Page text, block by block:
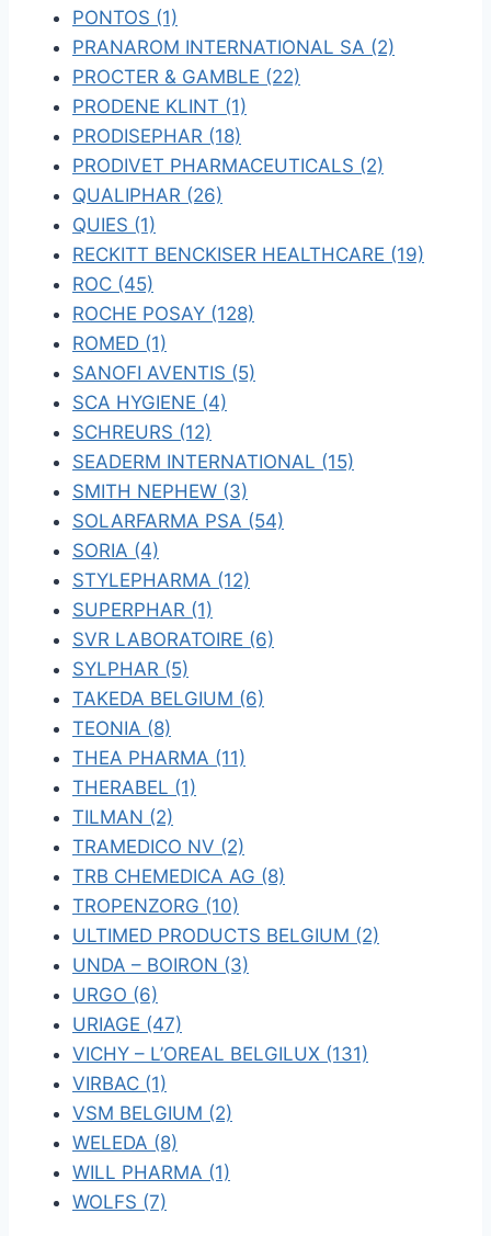
PONTOS (1)
PRANAROM INTERNATIONAL SA (2)
PROCTER & GAMBLE (22)
PRODENE KLINT (1)
PRODISEPHAR (18)
PRODIVET PHARMACEUTICALS (2)
QUALIPHAR (26)
QUIES (1)
RECKITT BENCKISER HEALTHCARE (19)
ROC (45)
ROCHE POSAY (128)
ROMED (1)
SANOFI AVENTIS (5)
SCA HYGIENE (4)
SCHREURS (12)
SEADERM INTERNATIONAL (15)
SMITH NEPHEW (3)
SOLARFARMA PSA (54)
SORIA (4)
STYLEPHARMA (12)
SUPERPHAR (1)
SVR LABORATOIRE (6)
SYLPHAR (5)
TAKEDA BELGIUM (6)
TEONIA (8)
THEA PHARMA (11)
THERABEL (1)
TILMAN (2)
TRAMEDICO NV (2)
TRB CHEMEDICA AG (8)
TROPENZORG (10)
ULTIMED PRODUCTS BELGIUM (2)
UNDA – BOIRON (3)
URGO (6)
URIAGE (47)
VICHY – L’OREAL BELGILUX (131)
VIRBAC (1)
VSM BELGIUM (2)
WELEDA (8)
WILL PHARMA (1)
WOLFS (7)